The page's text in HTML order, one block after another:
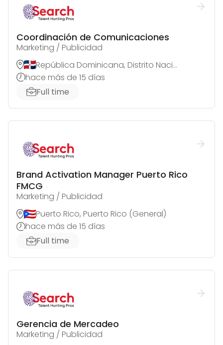
Coordinación de Comunicaciones
Marketing / Publicidad
República Dominicana, Distrito Nacional
hace más de 15 días
Full time
Brand Activation Manager Puerto Rico
FMCG
Marketing / Publicidad
Puerto Rico, Puerto Rico (General)
hace más de 15 días
Full time
Gerencia de Mercadeo
Marketing / Publicidad